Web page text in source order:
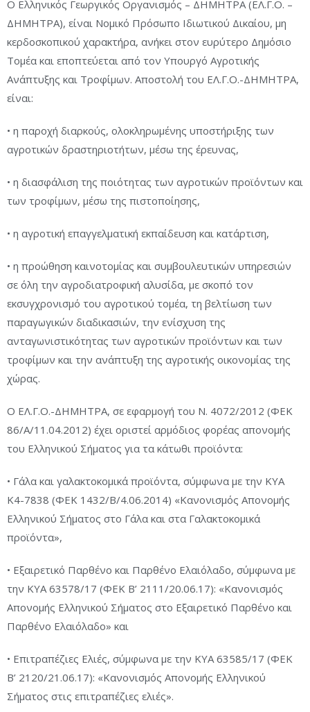
Ο Ελληνικός Γεωργικός Οργανισμός – ΔΗΜΗΤΡΑ (ΕΛ.Γ.Ο. –
ΔΗΜΗΤΡΑ), είναι Νομικό Πρόσωπο Ιδιωτικού Δικαίου, μη
κερδοσκοπικού χαρακτήρα, ανήκει στον ευρύτερο Δημόσιο
Τομέα και εποπτεύεται από τον Υπουργό Αγροτικής
Ανάπτυξης και Τροφίμων. Αποστολή του ΕΛ.Γ.Ο.-ΔΗΜΗΤΡΑ,
είναι:
• η παροχή διαρκούς, ολοκληρωμένης υποστήριξης των
αγροτικών δραστηριοτήτων, μέσω της έρευνας,
• η διασφάλιση της ποιότητας των αγροτικών προϊόντων και
των τροφίμων, μέσω της πιστοποίησης,
• η αγροτική επαγγελματική εκπαίδευση και κατάρτιση,
• η προώθηση καινοτομίας και συμβουλευτικών υπηρεσιών
σε όλη την αγροδιατροφική αλυσίδα, με σκοπό τον
εκσυγχρονισμό του αγροτικού τομέα, τη βελτίωση των
παραγωγικών διαδικασιών, την ενίσχυση της
ανταγωνιστικότητας των αγροτικών προϊόντων και των
τροφίμων και την ανάπτυξη της αγροτικής οικονομίας της
χώρας.
Ο ΕΛ.Γ.Ο.-ΔΗΜΗΤΡΑ, σε εφαρμογή του Ν. 4072/2012 (ΦΕΚ
86/Α/11.04.2012) έχει οριστεί αρμόδιος φορέας απονομής
του Ελληνικού Σήματος για τα κάτωθι προϊόντα:
• Γάλα και γαλακτοκομικά προϊόντα, σύμφωνα με την ΚΥΑ
Κ4-7838 (ΦΕΚ 1432/Β/4.06.2014) «Κανονισμός Απονομής
Ελληνικού Σήματος στο Γάλα και στα Γαλακτοκομικά
προϊόντα»,
• Εξαιρετικό Παρθένο και Παρθένο Ελαιόλαδο, σύμφωνα με
την ΚΥΑ 63578/17 (ΦΕΚ Β’ 2111/20.06.17): «Κανονισμός
Απονομής Ελληνικού Σήματος στο Εξαιρετικό Παρθένο και
Παρθένο Ελαιόλαδο» και
• Επιτραπέζιες Ελιές, σύμφωνα με την ΚΥΑ 63585/17 (ΦΕΚ
Β’ 2120/21.06.17): «Κανονισμός Απονομής Ελληνικού
Σήματος στις επιτραπέζιες ελιές».